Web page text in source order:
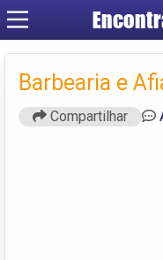
Barbearia e
Compartilhar